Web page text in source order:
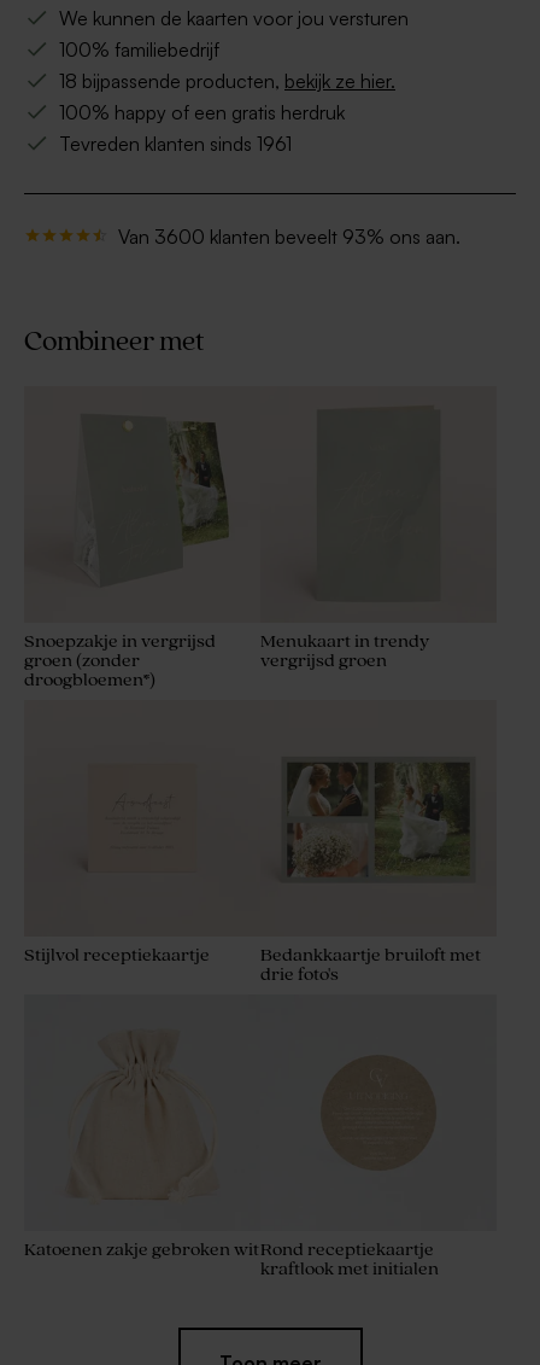
We kunnen de kaarten voor jou versturen
100% familiebedrijf
18 bijpassende producten, bekijk ze hier.
100% happy of een gratis herdruk
Tevreden klanten sinds 1961
Van 3600 klanten beveelt 93% ons aan.
Combineer met
Snoepzakje in vergrijsd
groen (zonder
droogbloemen*)
Menukaart in trendy
vergrijsd groen
Stijlvol receptiekaartje
Bedankkaartje bruiloft met
drie foto's
Katoenen zakje gebroken witRond receptiekaartje
kraftlook met initialen